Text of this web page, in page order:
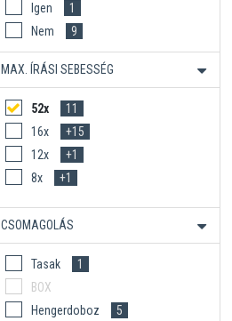
Igen
1
Nem
9
MAX. ÍRÁSI SEBESSÉG
52x
11
16x
+15
12x
+1
8x
+1
CSOMAGOLÁS
Tasak
1
BOX
Hengerdoboz
5